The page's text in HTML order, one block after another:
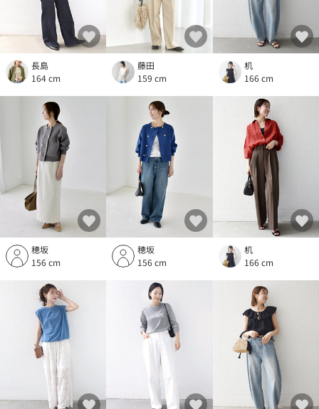
長島
164 cm
藤田
159 cm
机
166 cm
穂坂
156 cm
穂坂
156 cm
机
166 cm